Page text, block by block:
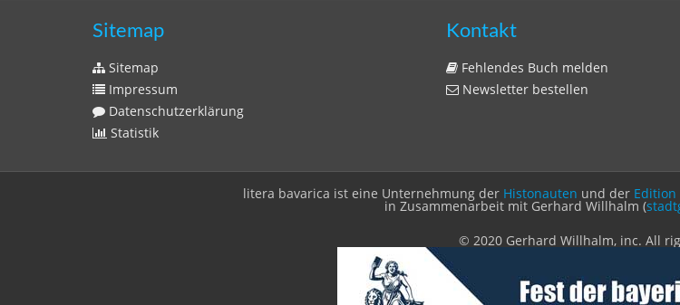
Sitemap
Sitemap
Impressum
Datenschutzerklärung
Statistik
Kontakt
Fehlendes Buch melden
Newsletter bestellen
litera bavarica ist eine Unternehmung der Histonauten und der
in Zusammenarbeit mit Gerhard Willhalm (
© 2020 Gerhard Willhalm, inc. All